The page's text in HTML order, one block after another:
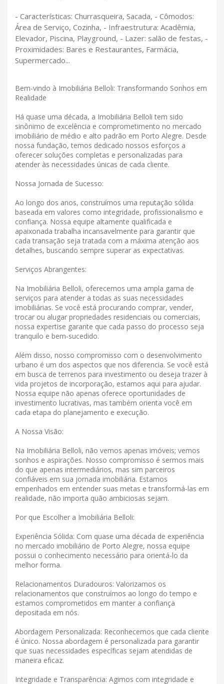
- Características: Churrasqueira, Sacada, - Cômodos:
Área de Serviço, Cozinha, - Infraestrutura: Acadêmia,
Elevador, Piscina, Playground, - Lazer: salão de festas, -
Proximidades: Bares e Restaurantes, Farmácia,
Supermercado...
Bem-vindo à Imobiliária Belloli: Transformando Sonhos em
Realidade
Há quase uma década, a Imobiliária Belloli tem sido
sinônimo de excelência e comprometimento no mercado
imobiliário de médio e alto padrão em Porto Alegre. Desde
nossa fundação, temos dedicado nossos esforços a
oferecer soluções completas e personalizadas para
atender às necessidades únicas de cada cliente.
Nossa Jornada de Sucesso:
Ao longo dos anos, construímos uma reputação sólida
baseada em valores como integridade, profissionalismo e
confiança. Nossa equipe altamente qualificada e
apaixonada trabalha incansavelmente para garantir que
cada transação seja tratada com a máxima atenção aos
detalhes, buscando sempre superar as expectativas.
Serviços Abrangentes:
Na Imobiliária Belloli, oferecemos uma ampla gama de
serviços para atender a todas as suas necessidades
imobiliárias. Se você está procurando comprar, vender,
trocar ou alugar propriedades residenciais ou comerciais,
nossa expertise garante que cada passo do processo seja
tranquilo e bem-sucedido.
Além disso, nosso compromisso com o desenvolvimento
urbano é um dos aspectos que nos diferencia. Se você está
em busca de terrenos para investimento ou deseja trazer à
vida projetos de incorporação, estamos aqui para ajudar.
Nossa equipe não apenas oferece oportunidades de
investimento lucrativas, mas também orienta você em
cada etapa do planejamento e execução.
A Nossa Visão:
Na Imobiliária Belloli, não vemos apenas imóveis; vemos
sonhos e aspirações. Nosso compromisso é sermos mais
do que apenas intermediários, mas sim parceiros
confiáveis ​​em sua jornada imobiliária. Estamos
empenhados em entender suas metas e transformá-las em
realidade, não importa quão ambiciosas sejam.
Por que Escolher a Imobiliária Belloli:
Experiência Sólida: Com quase uma década de experiência
no mercado imobiliário de Porto Alegre, nossa equipe
possui o conhecimento necessário para orientá-lo da
melhor forma.
Relacionamentos Duradouros: Valorizamos os
relacionamentos que construímos ao longo do tempo e
estamos comprometidos em manter a confiança
depositada em nós.
Abordagem Personalizada: Reconhecemos que cada cliente
é único. Nossa abordagem é personalizada para garantir
que suas necessidades específicas sejam atendidas de
maneira eficaz.
Integridade e Transparência: Agimos com integridade e